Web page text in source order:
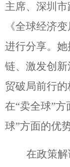
主席、深圳
《全球经济
进行分享。
链、激发创
贸破局前行的
在“卖全球”
球”方面的优
在政策